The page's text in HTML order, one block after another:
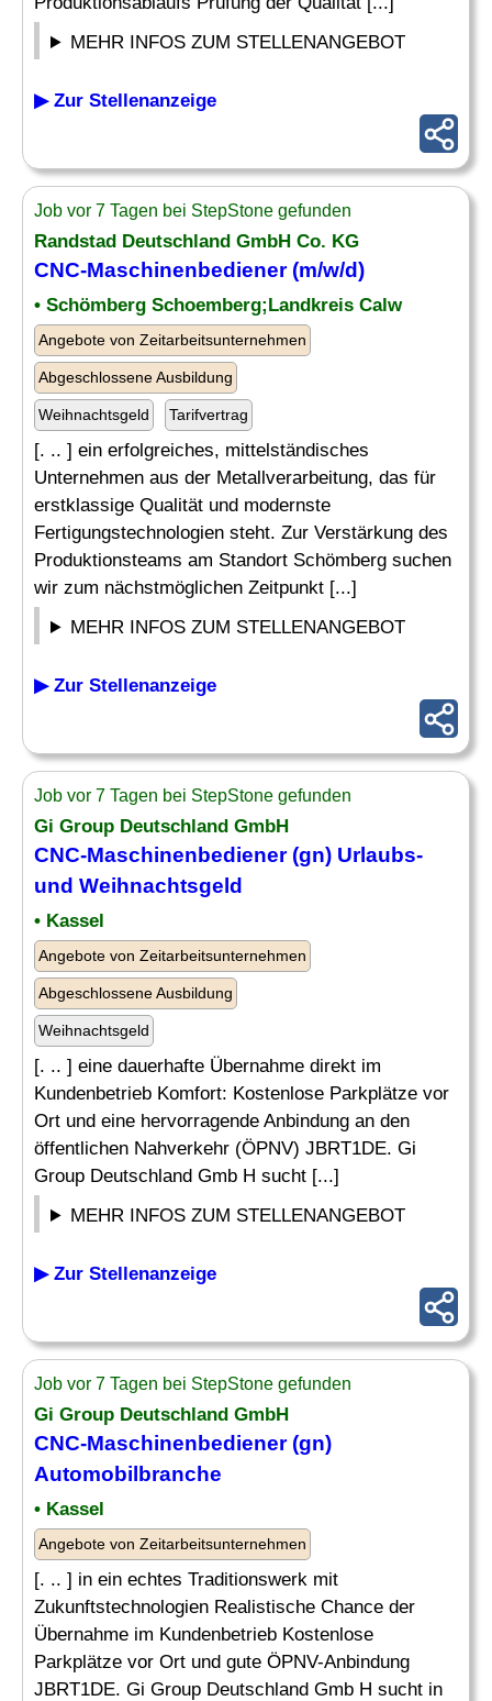
MEHR INFOS ZUM STELLENANGEBOT
▶ Zur Stellenanzeige
Job vor 7 Tagen bei StepStone gefunden
Randstad Deutschland GmbH Co. KG
CNC-Maschinenbediener(m/w/d)
• Schömberg Schoemberg;Landkreis Calw
Angebote von Zeitarbeitsunternehmen
Abgeschlossene Ausbildung
Weihnachtsgeld Tarifvertrag
[. .. ] ein erfolgreiches, mittelständisches
Unternehmen aus der Metallverarbeitung, das für
erstklassige Qualität und modernste
Fertigungstechnologien steht. Zur Verstärkung des
Produktionsteams am Standort Schömberg suchen
wir zum nächstmöglichen Zeitpunkt [...]
MEHR INFOS ZUM STELLENANGEBOT
▶ Zur Stellenanzeige
Job vor 7 Tagen bei StepStone gefunden
Gi Group Deutschland GmbH
CNC-Maschinenbediener(gn) Urlaubs-
und Weihnachtsgeld
• Kassel
Angebote von Zeitarbeitsunternehmen
Abgeschlossene Ausbildung
Weihnachtsgeld
[. .. ] eine dauerhafte Übernahme direkt im
Kundenbetrieb Komfort: Kostenlose Parkplätze vor
Ort und eine hervorragende Anbindung an den
öffentlichen Nahverkehr (ÖPNV) JBRT1DE. Gi
Group Deutschland Gmb H sucht [...]
MEHR INFOS ZUM STELLENANGEBOT
▶ Zur Stellenanzeige
Job vor 7 Tagen bei StepStone gefunden
Gi Group Deutschland GmbH
CNC-Maschinenbediener(gn)
Automobilbranche
• Kassel
Angebote von Zeitarbeitsunternehmen
[. .. ] in ein echtes Traditionswerk mit
Zukunftstechnologien Realistische Chance der
Übernahme im Kundenbetrieb Kostenlose
Parkplätze vor Ort und gute ÖPNV-Anbindung
JBRT1DE. Gi Group Deutschland Gmb H sucht in